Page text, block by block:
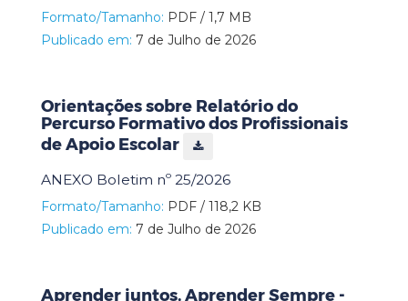
Formato/Tamanho: PDF / 1,7 MB
Publicado em: 7 de Julho de 2026
Orientações sobre Relatório do
Percurso Formativo dos Profissionais
de Apoio Escolar
ANEXO Boletim nº 25/2026
Formato/Tamanho: PDF / 118,2 KB
Publicado em: 7 de Julho de 2026
Aprender juntos, Aprender Sempre -